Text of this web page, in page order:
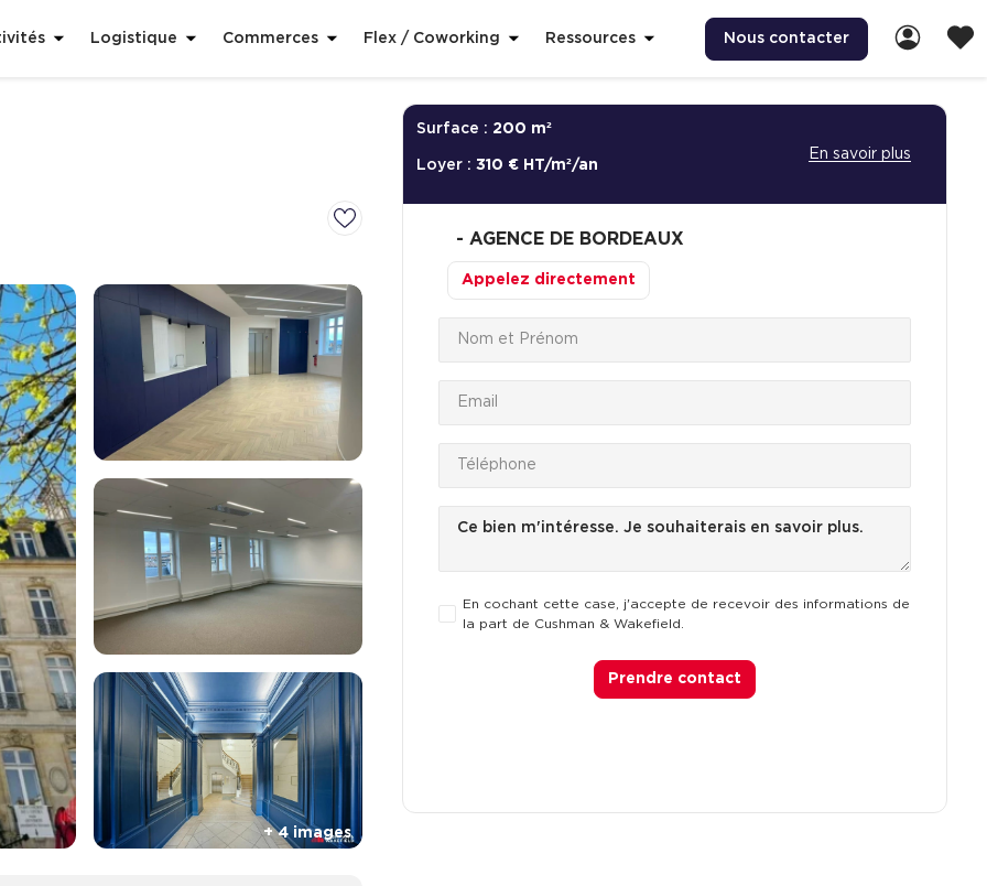
Logistique Commerces Flex / Coworking Ressources Nous contacter
Surface : 200 m²
Loyer : 310 € HT/m²/an
En savoir plus
- AGENCE DE BORDEAUX
Appelez directement
En cochant cette case, j'accepte de recevoir des informations de
la part de Cushman & Wakefield.
Prendre contact